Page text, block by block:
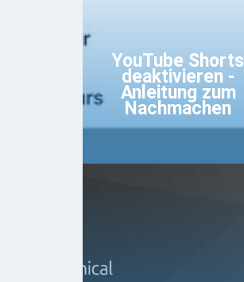
YouTube Shorts
deaktivieren -
Anleitung zum
Nachmachen